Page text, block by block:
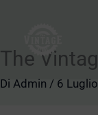
contenuto
The
Di Admin / 6